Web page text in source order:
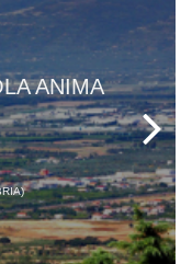
ANIMA